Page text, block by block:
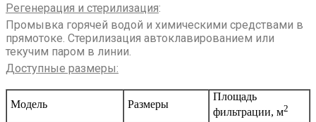
Регенерация и стерилизация:
Промывка горячей водой и химическими средствами в
прямотоке. Стерилизация автоклавированием или
текучим паром в линии.
Доступные размеры:
Модель Размеры
Площадь
фильтрации, м2